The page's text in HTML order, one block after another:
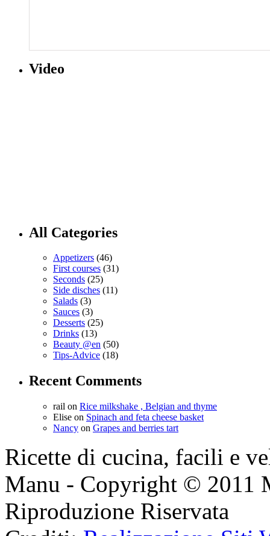
Video
All Categories
Appetizers (46)
First courses (31)
Seconds (25)
Side disches (11)
Salads (3)
Sauces (3)
Desserts (25)
Drinks (13)
Beauty @en (50)
Tips-Advice (18)
Recent Comments
rail on Rice milkshake , Belgian and thyme
Elise on Spinach and feta cheese basket
Nancy on Grapes and berries tart
Ricette di cucina, facili e
Manu - Copyright © 2011
Riproduzione Riservata